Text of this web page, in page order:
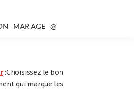
MARIAGE @
:Choisissez le bon
qui marque les